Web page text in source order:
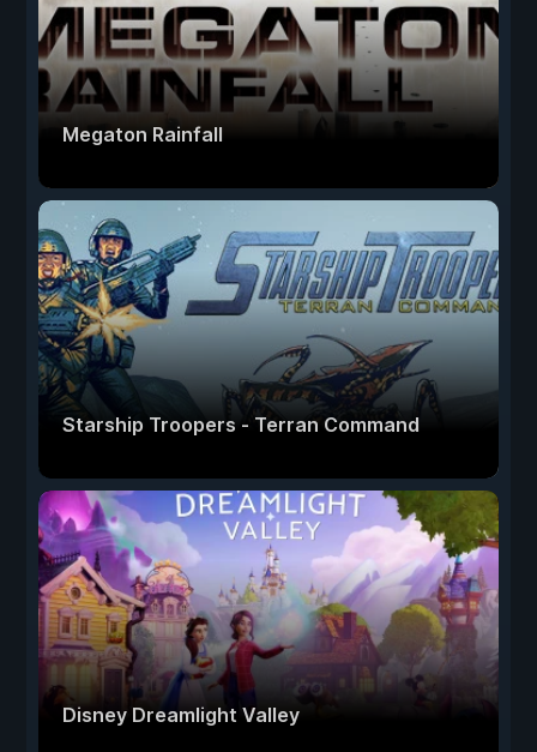
Megaton Rainfall
Starship Troopers - Terran Command
Disney Dreamlight Valley